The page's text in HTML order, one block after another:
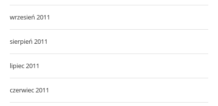
wrzesień 2011
sierpień 2011
lipiec 2011
czerwiec 2011